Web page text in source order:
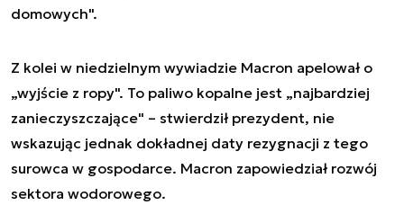
domowych".
Z kolei w niedzielnym wywiadzie Macron apelował o
„wyjście z ropy". To paliwo kopalne jest „najbardziej
zanieczyszczające" – stwierdził prezydent, nie
wskazując jednak dokładnej daty rezygnacji z tego
surowca w gospodarce. Macron zapowiedział rozwój
sektora wodorowego.